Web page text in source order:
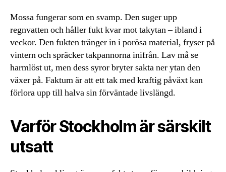
Mossa fungerar som en svamp. Den suger upp
regnvatten och håller fukt kvar mot takytan – ibland i
veckor. Den fukten tränger in i porösa material, fryser på
vintern och spräcker takpannorna inifrån. Lav må se
harmlöst ut, men dess syror bryter sakta ner ytan den
växer på. Faktum är att ett tak med kraftig påväxt kan
förlora upp till halva sin förväntade livslängd.
Varför Stockholm är särskilt
utsatt